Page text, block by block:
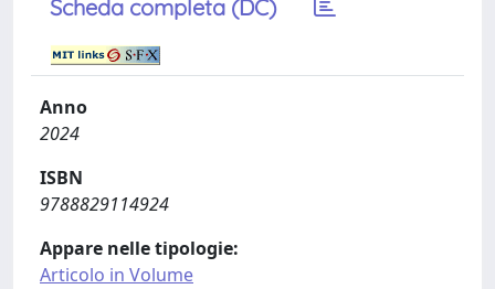
Scheda completa (DC)
Anno
2024
ISBN
9788829114924
Appare nelle tipologie:
Articolo in Volume